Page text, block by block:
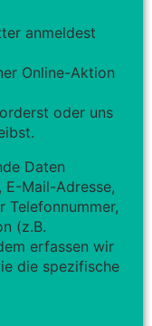
anmeldest
Online-Aktion
oder uns
Daten
E-Mail-Adresse,
(z.B.
erfassen wir
die spezifische